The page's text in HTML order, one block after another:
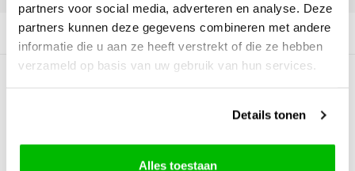
partners voor social media, adverteren en analyse. Deze
partners kunnen deze gegevens combineren met andere
informatie die u aan ze heeft verstrekt of die ze hebben
verzameld op basis van uw gebruik van hun services.
Details tonen
Alles toestaan
Productomschrijving